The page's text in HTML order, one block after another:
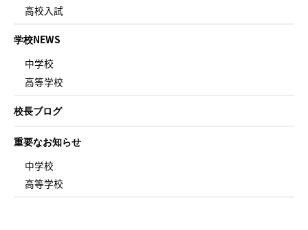
高校入試
学校NEWS
中学校
高等学校
校長ブログ
重要なお知らせ
中学校
高等学校